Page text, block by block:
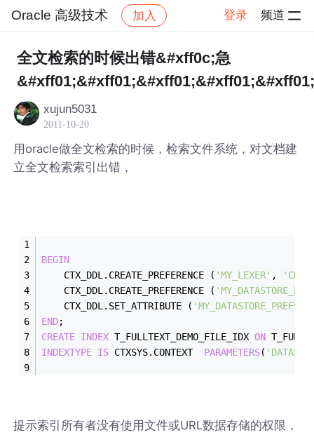
Oracle 高级技术 加入 登录 频道
社区 Oracle 高级技术 帖子详情
全文检索的时候出错&#xff0c;急
xujun5031
2011-10-20
用oracle做全文检索的时候，检索文件系统，对文档建
立全文检索索引出错，
BEGIN
    CTX_DDL.CREATE_PREFERENCE (
'MY_LEXER' ,
    CTX_DDL.CREATE_PREFERENCE (
    CTX_DDL.SET_ATTRIBUTE (
'MY_DATASTORE_PREFS'
END;
CREATE INDEX T_FULLTEXT_DEMO_FILE_IDX ON
INDEXTYPE IS CTXSYS.CONTEXT PARAMETERS(
提示索引所有者没有使用文件或URL数据存储的权限，